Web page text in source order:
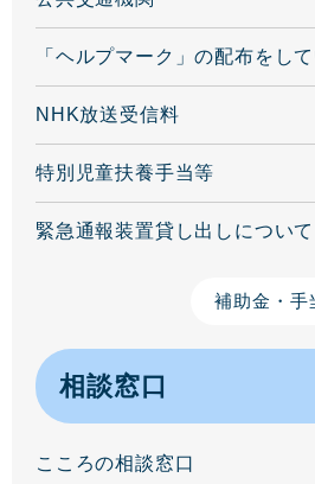
「ヘルプマーク」の配布をし
NHK放送受信料
特別児童扶養手当等
緊急通報装置貸し出しについて
補助金・手
相談窓口
こころの相談窓口